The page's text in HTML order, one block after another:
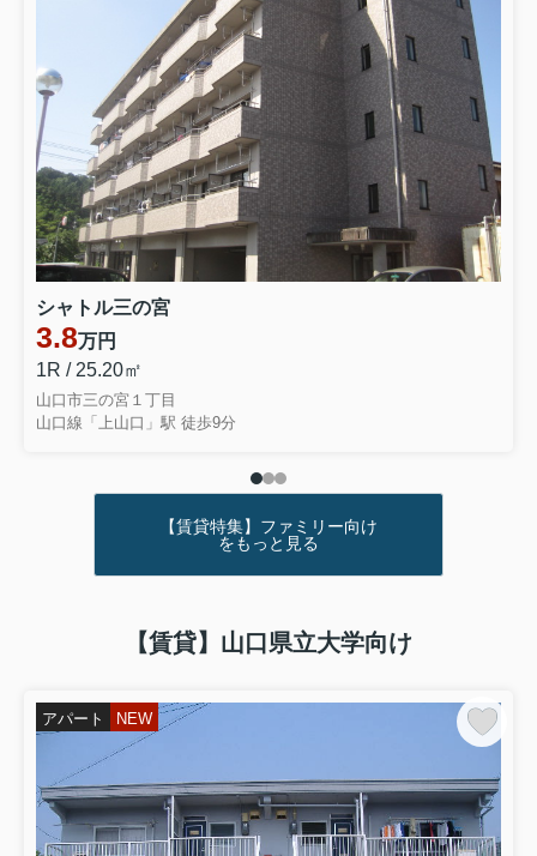
シャトル三の宮
3.8万円
1R / 25.20㎡
山口市三の宮１丁目
山口線「上山口」駅 徒歩9分
【賃貸特集】ファミリー向け
をもっと見る
【賃貸】山口県立大学向け
アパート NEW